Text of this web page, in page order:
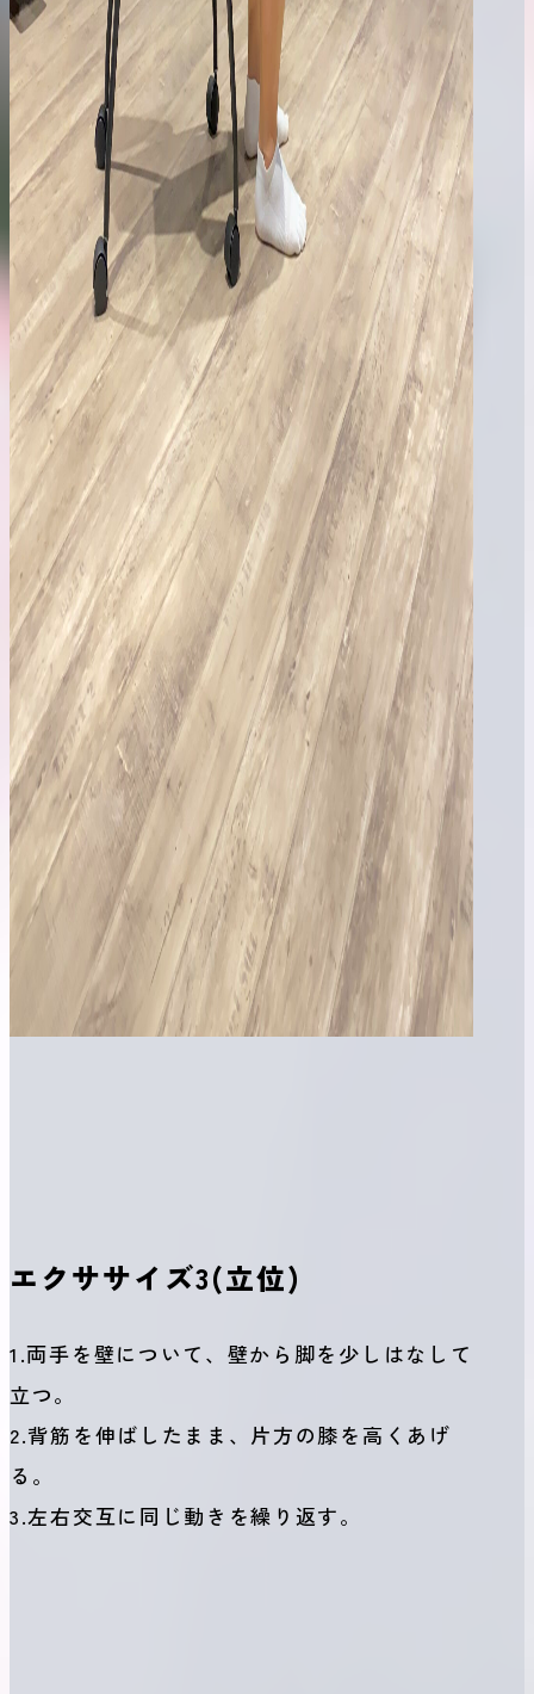
エクササイズ3(立位)
1.両手を壁について、壁から脚を少しはなして
立つ。
2.背筋を伸ばしたまま、片方の膝を高くあげ
る。
3.左右交互に同じ動きを繰り返す。